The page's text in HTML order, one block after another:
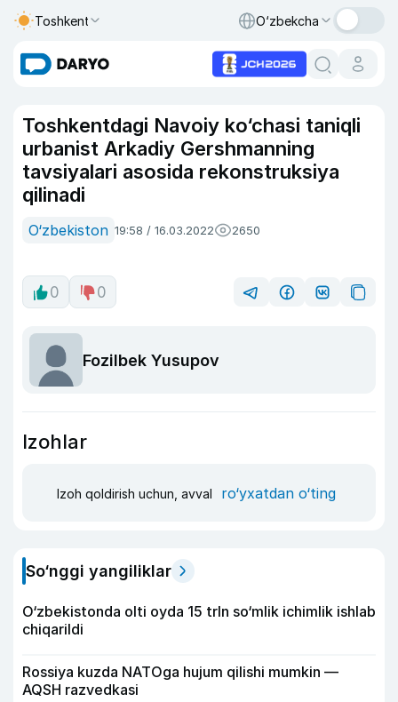
Toshkent O‘zbekcha
Toshkentdagi Navoiy ko‘chasi taniqli
urbanist Arkadiy Gershmanning
tavsiyalari asosida rekonstruksiya
qilinadi
O‘zbekiston 19:58 / 16.03.2022 2650
0 0
Fozilbek Yusupov
Izohlar
Izoh qoldirish uchun, avval ro‘yxatdan o‘ting
So‘nggi yangiliklar
O‘zbekistonda olti oyda 15 trln so‘mlik ichimlik ishlab
chiqarildi
Rossiya kuzda NATOga hujum qilishi mumkin —
AQSH razvedkasi